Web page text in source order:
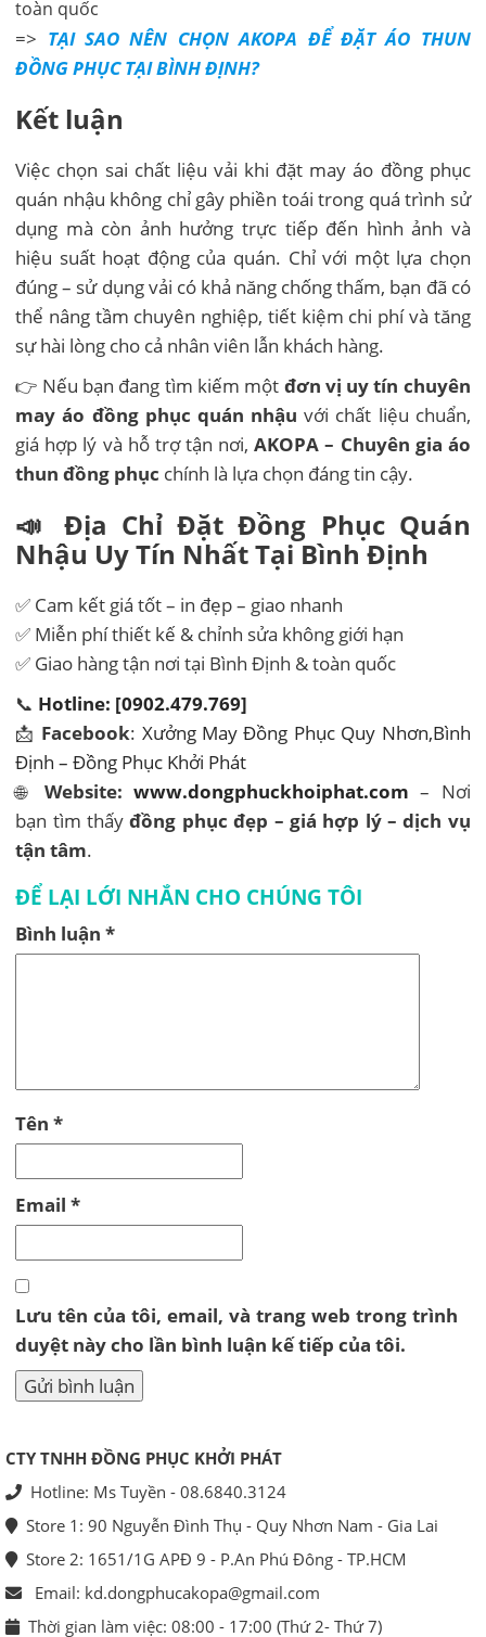
=> TẠI SAO NÊN CHỌN AKOPA ĐỂ ĐẶT ÁO THUN
ĐỒNG PHỤC TẠI BÌNH ĐỊNH?
Kết luận
Việc chọn sai chất liệu vải khi đặt may áo đồng phục
quán nhậu không chỉ gây phiền toái trong quá trình sử
dụng mà còn ảnh hưởng trực tiếp đến hình ảnh và
hiệu suất hoạt động của quán. Chỉ với một lựa chọn
đúng – sử dụng vải có khả năng chống thấm, bạn đã có
thể nâng tầm chuyên nghiệp, tiết kiệm chi phí và tăng
sự hài lòng cho cả nhân viên lẫn khách hàng.
👉 Nếu bạn đang tìm kiếm một đơn vị uy tín chuyên
may áo đồng phục quán nhậu với chất liệu chuẩn,
giá hợp lý và hỗ trợ tận nơi,AKOPA – Chuyên gia áo
thun đồng phục chính là lựa chọn đáng tin cậy.
📣 Địa Chỉ Đặt Đồng Phục Quán
Nhậu Uy Tín Nhất Tại Bình Định
✅ Cam kết giá tốt – in đẹp – giao nhanh
✅ Miễn phí thiết kế & chỉnh sửa không giới hạn
✅ Giao hàng tận nơi tại Bình Định & toàn quốc
📞 Hotline: [0902.479.769]
📩 Facebook: Xưởng May Đồng Phục Quy Nhơn,Bình
Định – Đồng Phục Khởi Phát
🌐 Website:www.dongphuckhoiphat.com – Nơi
bạn tìm thấyđồng phục đẹp – giá hợp lý – dịch vụ
tận tâm.
ĐỂ LẠI LỚI NHẮN CHO CHÚNG TÔI
Bình luận*
Tên*
Email*
Lưu tên của tôi, email, và trang web trong trình
duyệt này cho lần bình luận kế tiếp của tôi.
CTY TNHH ĐỒNG PHỤC KHỞI PHÁT
Hotline: Ms Tuyền - 08.6840.3124
Store 1: 90 Nguyễn Đình Thụ - Quy Nhơn Nam - Gia Lai
Store 2: 1651/1G APĐ 9 - P.An Phú Đông - TP.HCM
Email: kd.dongphucakopa@gmail.com
Thời gian làm việc: 08:00 - 17:00 (Thứ 2- Thứ 7)